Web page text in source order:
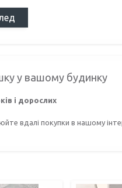
у вашому будинку
і дорослих
вдалі покупки в нашому